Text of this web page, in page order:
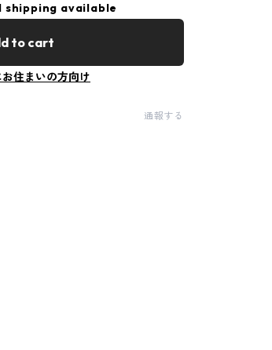
available
to cart
住まいの方向け
通報する